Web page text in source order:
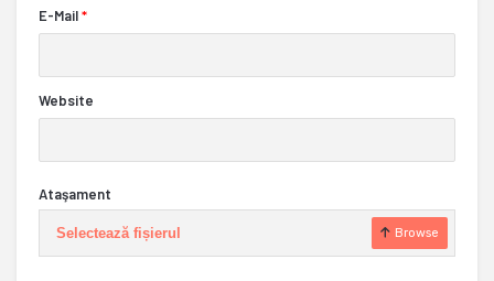
E-Mail*
Website
Ataşament
Selectează fișierul Browse